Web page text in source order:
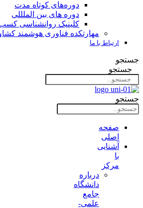
دوره‌های کوتاه مدت
دوره های بین الملللی
کلینیک روانشناسی کسب
مهارتکده فناوری هوشمند
ارتباط با ما
جستجو
جستجو
جستجو
صفحه
اصلی
آشنایی
با
مرکز
درباره
دانشگاه
جامع
علمی-